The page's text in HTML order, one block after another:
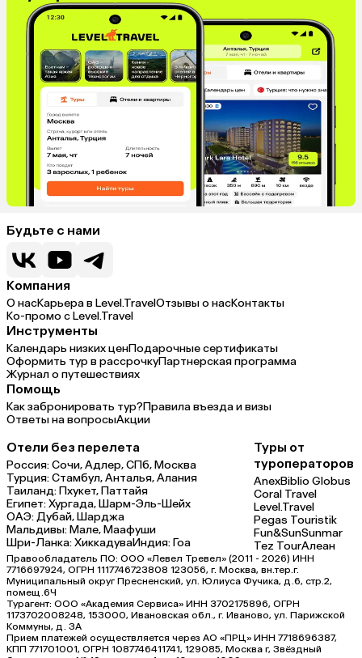
Будьте с нами
Компания
О насКарьера в Level.TravelОтзывы о насКонтакты
Ко-промо с Level.Travel
Инструменты
Календарь низких ценПодарочные сертификаты
Оформить тур в рассрочкуПартнерская программа
Журнал о путешествиях
Помощь
Как забронировать тур?Правила въезда и визы
Ответы на вопросыАкции
Отели без перелета
Россия:Сочи,Адлер,СПб,Москва
Турция:Стамбул,Анталья,Алания
Таиланд:Пхукет,Паттайя
Египет:Хургада,Шарм-Эль-Шейх
ОАЭ:Дубай,Шарджа
Мальдивы:Мале,Маафуши
Шри-Ланка:ХиккадуваИндия:Гоа
Туры от
туроператоров
AnexBiblio Globus
Coral Travel
Level.Travel
Pegas Touristik
Fun&SunSunmar
Tez TourАлеан
Правообладатель ПО: ООО «Левел Тревел» (2011 - 2026) ИНН
7716697924, ОГРН 1117746723808 123056, г. Москва, вн.тер.г.
Муниципальный округ Пресненский, ул. Юлиуса Фучика, д.6, стр.2,
помещ.6Ч
Турагент: ООО «Академия Сервиса» ИНН 3702175896, ОГРН
1173702008248, 153000, Ивановская обл., г. Иваново, ул. Парижской
Коммуны, д. ЗА
Прием платежей осуществляется через АО «ПРЦ» ИНН 7718696387,
КПП 771701001, ОГРН 1087746411741, 129085, Москва г, Звёздный